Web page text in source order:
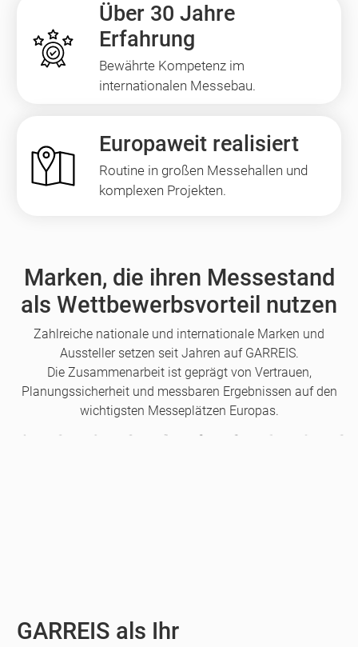
Über 30 Jahre
Erfahrung
Bewährte Kompetenz im
internationalen Messebau.
Europaweit realisiert
Routine in großen Messehallen und
komplexen Projekten.
Marken, die ihren Messestand
als Wettbewerbsvorteil nutzen
Zahlreiche nationale und internationale Marken und
Aussteller setzen seit Jahren auf GARREIS.
Die Zusammenarbeit ist geprägt von Vertrauen,
Planungssicherheit und messbaren Ergebnissen auf den
wichtigsten Messeplätzen Europas.
GARREIS als Ihr